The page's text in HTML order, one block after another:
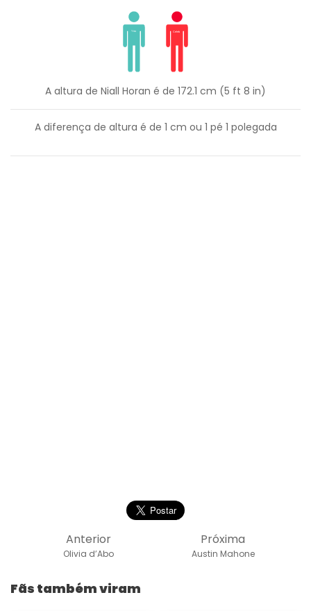
A altura de Niall Horan é de 172.1 cm (5 ft 8 in)
A diferença de altura é de 1 cm ou 1 pé 1 polegada
Próxima
Austin Mahone
Anterior
Olivia d’Abo
Fãs também viram